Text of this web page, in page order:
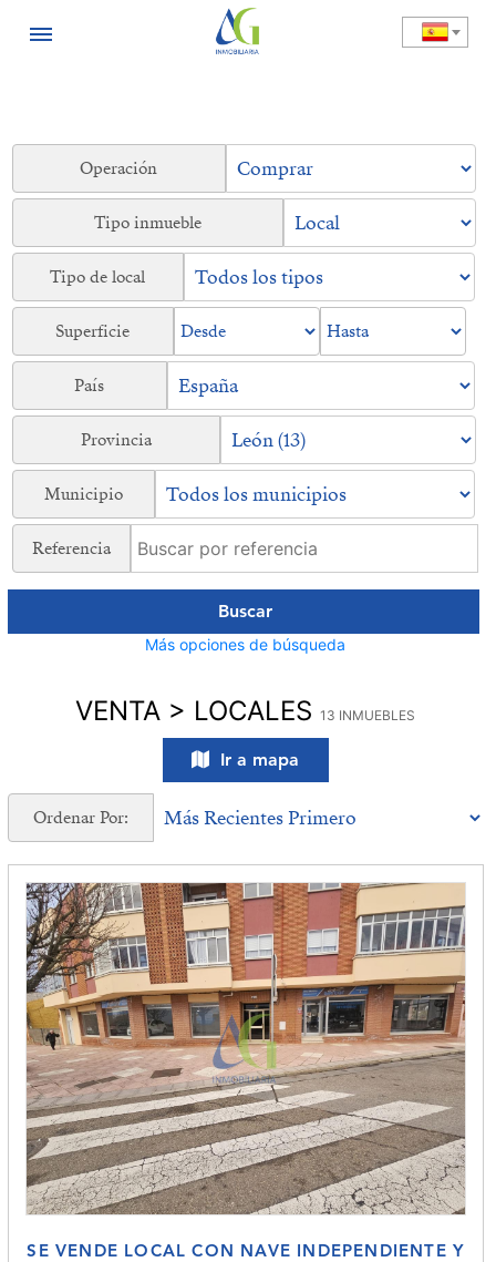
Operación
Tipo inmueble
Tipo de local
Superficie
País
Provincia
Municipio
Referencia
Buscar
Más opciones de búsqueda
VENTA > LOCALES13 INMUEBLES
Ir a mapa
Ordenar Por:
SE VENDE LOCAL CON NAVE INDEPENDIENTE Y